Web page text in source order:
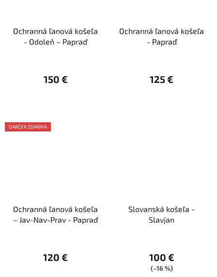
Ochranná ľanová košeľa
- Odoleň – Papraď
150 €
Ochranná ľanová košeľa
- Papraď
125 €
DARČEK ZDARMA
Ochranná ľanová košeľa
– Jav-Nav-Prav - Papraď
120 €
Slovanská košeľa -
Slavjan
100 €
(–16 %)